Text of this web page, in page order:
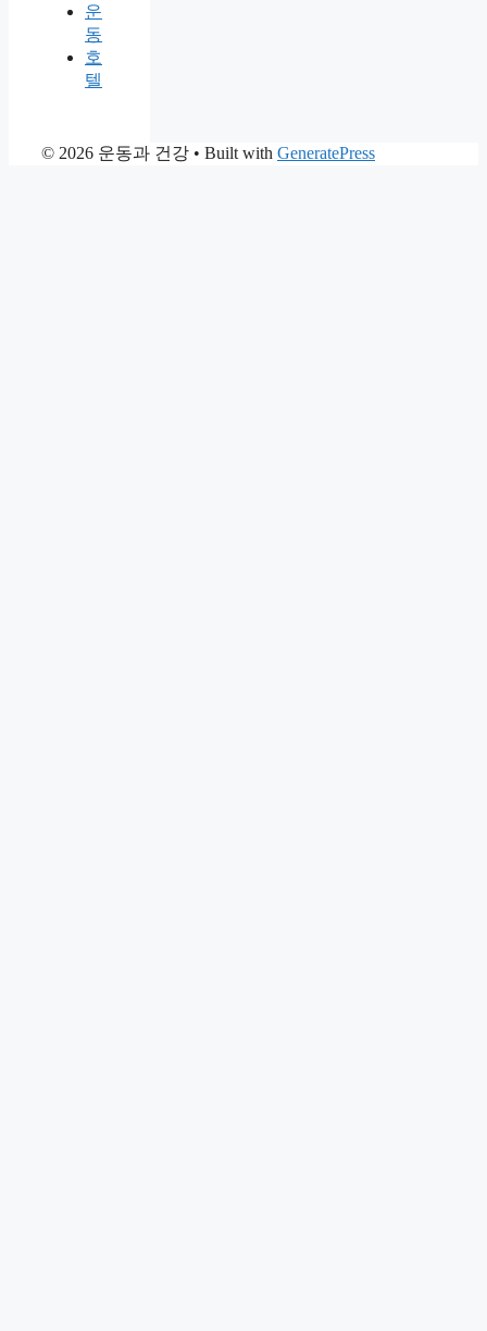
운
동
호
텔
© 2026 운동과 건강 • Built with GeneratePress